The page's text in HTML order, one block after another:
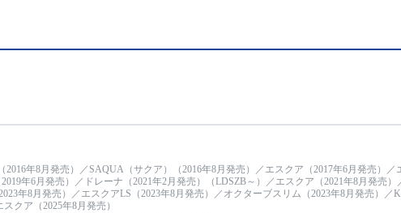
2016年8月発売）／SAQUA（サクア）（2016年8月発売）／エスクア（2017年6月発売）
年6月発売）／ドレーナ（2021年2月発売）（LDSZB～）／エスクア（2021年8月発売
年8月発売）／エスクアLS（2023年8月発売）／オクターブスリム（2023年8月発売）
クア（2025年8月発売）